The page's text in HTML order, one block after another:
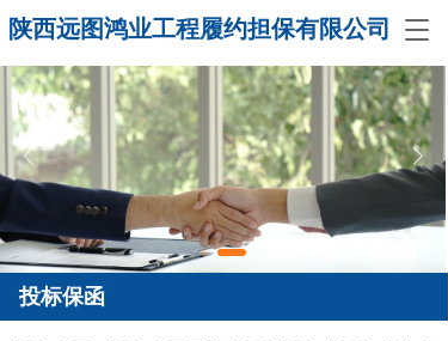
陕西远图鸿业工程履约担保有限公司
T
g
g
l
e
n
v
g
t
投标保函